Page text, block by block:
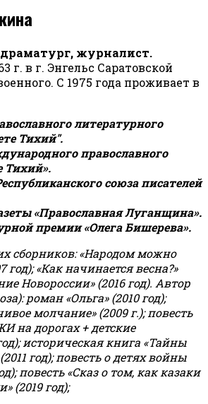
журналист.
г. в г. Энгельс Саратовской
С 1975 года проживает в
литературного
Тихий".
православного
Тихий».
союза писателей
«Православная Луганщина».
премии «Олега Бишерева».
сборников: «Народом можно
год); «Как начинается весна?»
Новороссии» (2016 год). Автор
роман «Ольга» (2010 год);
молчание» (2009 г.); повесть
на дорогах + детские
историческая книга «Тайны
год); повесть о детях войны
повесть «Сказ о том, как казаки
(2019 год);